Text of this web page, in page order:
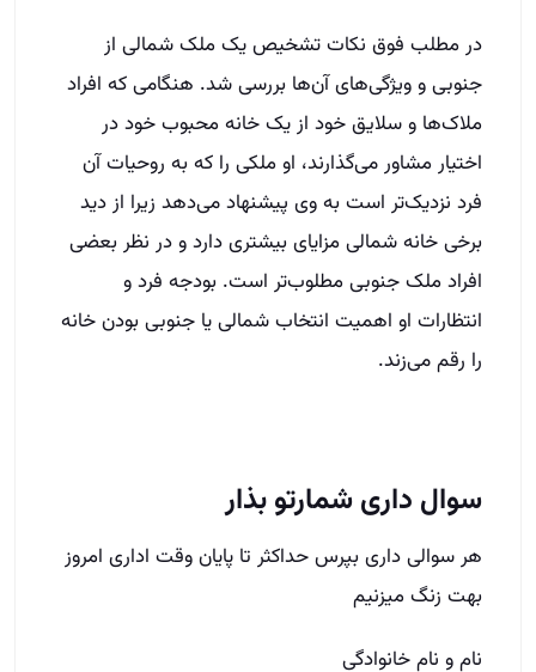
در مطلب فوق نکات تشخیص یک ملک شمالی از
جنوبی و ویژگی‌های آن‌ها بررسی شد. هنگامی که افراد
ملاک‌ها و سلایق خود از یک خانه محبوب خود در
اختیار مشاور می‌گذارند، او ملکی را که به روحیات آن
فرد نزدیک‌تر است به وی پیشنهاد می‌دهد زیرا از دید
برخی خانه شمالی مزایای بیشتری دارد و در نظر بعضی
افراد ملک جنوبی مطلوب‌تر است. بودجه فرد و
انتظارات او اهمیت انتخاب شمالی یا جنوبی بودن خانه
را رقم می‌زند.
سوال داری شمارتو بذار
هر سوالی داری بپرس حداکثر تا پایان وقت اداری امروز
بهت زنگ میزنیم
نام و نام خانوادگی